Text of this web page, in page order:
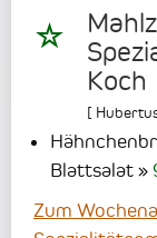
Koch
[
Blattsalat
Zum